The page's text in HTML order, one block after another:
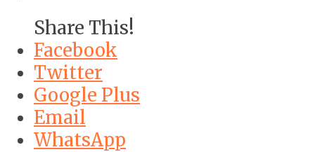
Share This!
Facebook
Twitter
Google Plus
Email
WhatsApp